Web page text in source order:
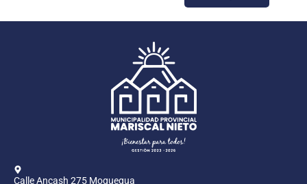
Calle Ancash 275 Moquegua